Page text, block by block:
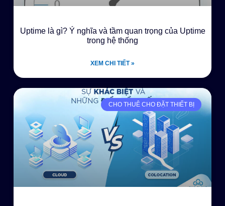
Uptime là gì? Ý nghĩa và tầm quan trọng của Uptime
trong hệ thống
XEM CHI TIẾT »
CHO THUÊ CHO ĐẶT THIẾT BỊ